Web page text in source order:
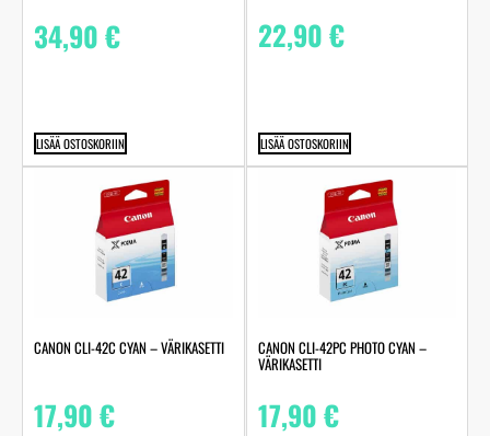
34,90€
LISÄÄ OSTOSKORIIN
22,90€
LISÄÄ OSTOSKORIIN
CANON CLI-42C CYAN – VÄRIKASETTI
17,90€
CANON CLI-42PC PHOTO CYAN –
VÄRIKASETTI
17,90€